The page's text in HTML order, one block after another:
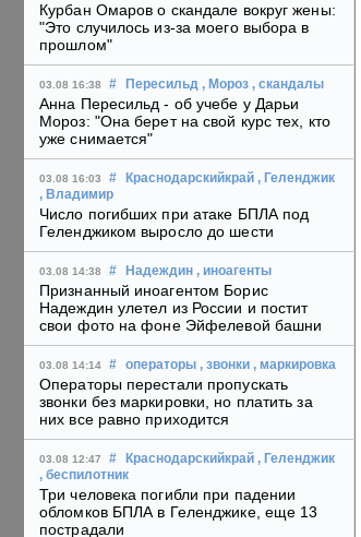
Курбан Омаров о скандале вокруг жены:
"Это случилось из-за моего выбора в
прошлом"
03.08 16:38 # Пересильд , Мороз , скандалы
Анна Пересильд - об учебе у Дарьи
Мороз: "Она берет на свой курс тех, кто
уже снимается"
03.08 16:03 # Краснодарскийкрай , Геленджик
, Владимир
Число погибших при атаке БПЛА под
Геленджиком выросло до шести
03.08 14:38 # Надеждин , иноагенты
Признанный иноагентом Борис
Надеждин улетел из России и постит
свои фото на фоне Эйфелевой башни
03.08 14:14 # операторы , звонки , маркировка
Операторы перестали пропускать
звонки без маркировки, но платить за
них все равно приходится
03.08 12:47 # Краснодарскийкрай , Геленджик
, беспилотник
Три человека погибли при падении
обломков БПЛА в Геленджике, еще 13
пострадали